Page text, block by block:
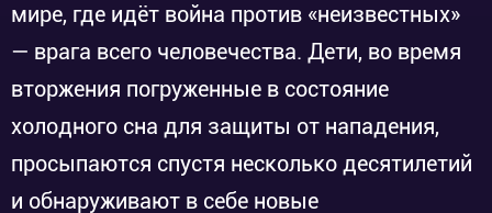
мире, где идёт война против «неизвестных»
— врага всего человечества. Дети, во время
вторжения погруженные в состояние
холодного сна для защиты от нападения,
просыпаются спустя несколько десятилетий
и обнаруживают в себе новые